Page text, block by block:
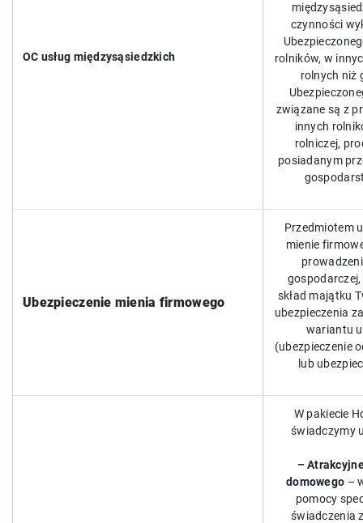
OC usług międzysąsiedzkich
czynności
rolników, w
rolnych niż
związane są z
innych
rolniczej,
posiadanym
Ubezpieczenie mienia firmowego
Przedmiotem
mienie
skład majątku
ubezpieczenia
wariantu
(ubezpieczenie
lub
W pakiecie
świadczymy
–
domowego –
pomocy
świadczenia